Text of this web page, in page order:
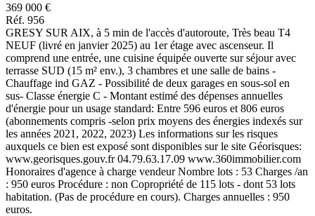
369 000 €
Réf. 956
GRESY SUR AIX, à 5 min de l'accès d'autoroute, Très beau T4
NEUF (livré en janvier 2025) au 1er étage avec ascenseur. Il
comprend une entrée, une cuisine équipée ouverte sur séjour avec
terrasse SUD (15 m² env.), 3 chambres et une salle de bains -
Chauffage ind GAZ - Possibilité de deux garages en sous-sol en
sus- Classe énergie C - Montant estimé des dépenses annuelles
d'énergie pour un usage standard: Entre 596 euros et 806 euros
(abonnements compris -selon prix moyens des énergies indexés sur
les années 2021, 2022, 2023) Les informations sur les risques
auxquels ce bien est exposé sont disponibles sur le site Géorisques:
www.georisques.gouv.fr 04.79.63.17.09 www.360immobilier.com
Honoraires d'agence à charge vendeur Nombre lots : 53 Charges /an
: 950 euros Procédure : non Copropriété de 115 lots - dont 53 lots
habitation. (Pas de procédure en cours). Charges annuelles : 950
euros.